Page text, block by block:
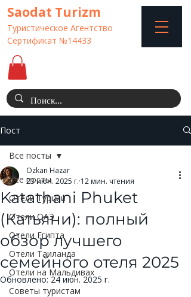
Saodat Turizm
Туристическое Агентство
Сертификат №14433
Пост
Все посты
Отели Турции
Отели ОАЭ
Отели Египта
Отели Таиланда
Отели на Мальдивах
Советы туристам
Все посты
Katathani Phuket
(Катьяни): полный
обзор лучшего
семейного отеля 2025
Ozkan Hazar
23 июн. 2025 г. 12 мин. чтения
Обновлено:24 июн. 2025 г.